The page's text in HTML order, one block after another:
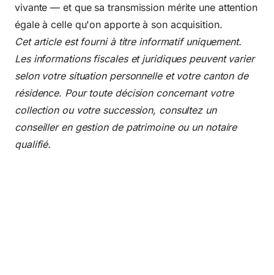
vivante — et que sa transmission mérite une attention
égale à celle qu'on apporte à son acquisition.
Cet article est fourni à titre informatif uniquement.
Les informations fiscales et juridiques peuvent varier
selon votre situation personnelle et votre canton de
résidence. Pour toute décision concernant votre
collection ou votre succession, consultez un
conseiller en gestion de patrimoine ou un notaire
qualifié.